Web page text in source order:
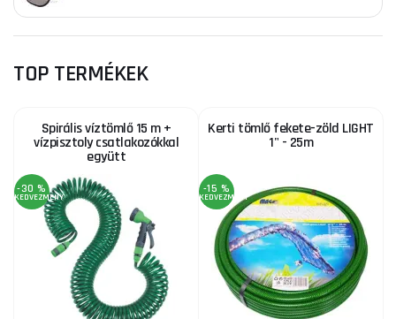
TOP TERMÉKEK
Spirális víztömlő 15 m +
vízpisztoly csatlakozókkal
együtt
-30 %
KEDVEZMÉNY
Kerti tömlő fekete-zöld LIGHT
1" - 25m
-15 %
KEDVEZMÉNY